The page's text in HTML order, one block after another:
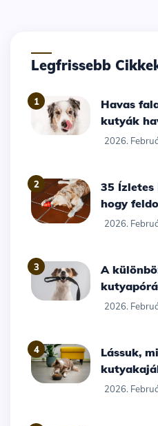
Legfrissebb
1
Havas falatok: Miért esznek a
kutyák
2026.
2
35 Ízletes KONG-töltelékötlet,
hogy
2026.
3
A különböző típusú
2026.
4
Lássuk, mit tesznek a
2026.